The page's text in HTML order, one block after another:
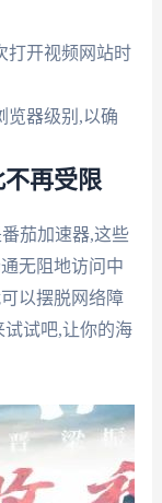
打开视频网站时
览器级别,以确
再受限
茄加速器,这些
无阻地访问中
以摆脱网络障
试吧,让你的海